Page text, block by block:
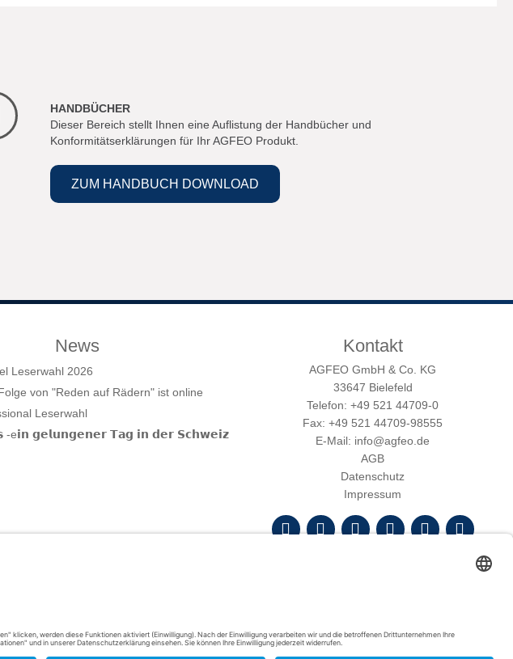
HANDBÜCHER
Dieser Bereich stellt Ihnen eine Auflistung der Handbücher und
Konformitätserklärungen für Ihr AGFEO Produkt.
ZUM HANDBUCH DOWNLOAD
News
Leserwahl 2026
von "Reden auf Rädern" ist online
Leserwahl
-e𝗶𝗻 𝗴𝗲𝗹𝘂𝗻𝗴𝗲𝗻𝗲𝗿 𝗧𝗮𝗴 𝗶𝗻 𝗱𝗲𝗿 𝗦𝗰𝗵𝘄𝗲𝗶𝘇
Kontakt
AGFEO GmbH & Co. KG
33647 Bielefeld
Telefon: +49 521 44709-0
Fax: +49 521 44709-98555
E-Mail: info@agfeo.de
AGB
Datenschutz
Impressum